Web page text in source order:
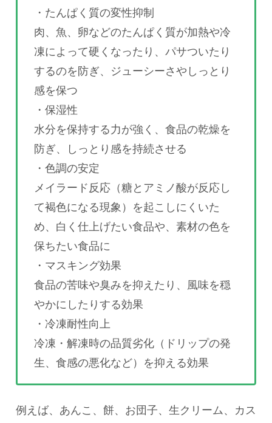
・たんぱく質の変性抑制
肉、魚、卵などのたんぱく質が加熱や冷
凍によって硬くなったり、パサついたり
するのを防ぎ、ジューシーさやしっとり
感を保つ
・保湿性
水分を保持する力が強く、食品の乾燥を
防ぎ、しっとり感を持続させる
・色調の安定
メイラード反応（糖とアミノ酸が反応し
て褐色になる現象）を起こしにくいた
め、白く仕上げたい食品や、素材の色を
保ちたい食品に
・マスキング効果
食品の苦味や臭みを抑えたり、風味を穏
やかにしたりする効果
・冷凍耐性向上
冷凍・解凍時の品質劣化（ドリップの発
生、食感の悪化など）を抑える効果
例えば、あんこ、餅、お団子、生クリーム、カス